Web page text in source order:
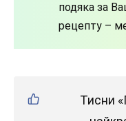
подяка за
рецепту –
Тисни